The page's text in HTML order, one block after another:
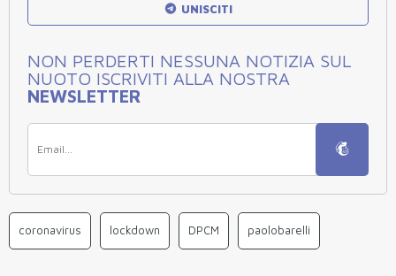
UNISCITI
NON PERDERTI NESSUNA NOTIZIA SUL
NUOTO ISCRIVITI ALLA NOSTRA
NEWSLETTER
coronavirus lockdown DPCM paolobarelli